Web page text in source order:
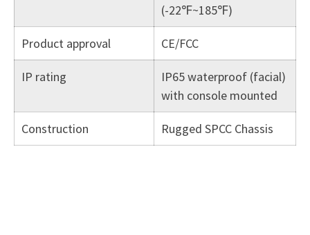
(-22℉~185℉)
Product approval CE/FCC
IP rating
IP65 waterproof (facial)
with console mounted
Construction Rugged SPCC Chassis